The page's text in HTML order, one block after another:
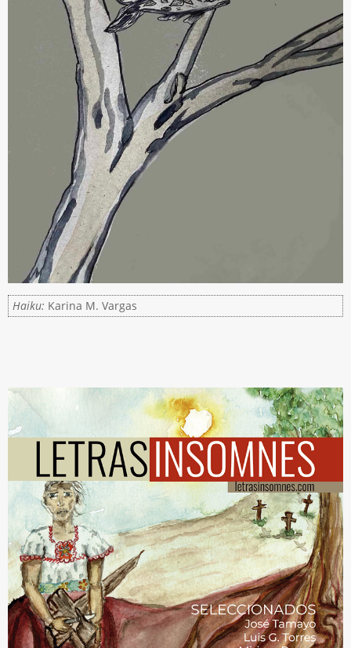
Haiku: Karina M. Vargas